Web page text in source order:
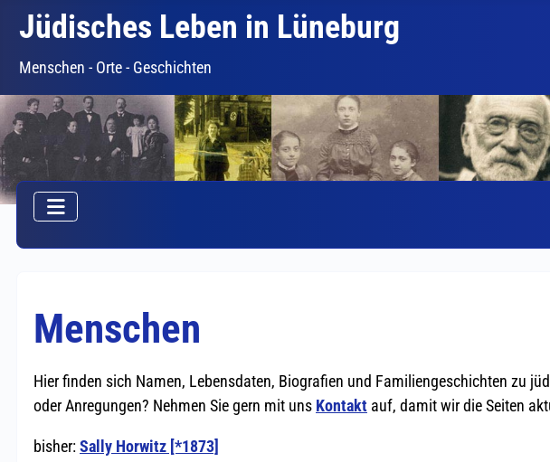
Jüdisches Leben in Lüneburg
Menschen - Orte - Geschichten